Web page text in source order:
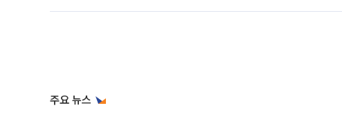
주요 뉴스